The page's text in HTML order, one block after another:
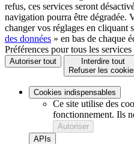
refus, ces services seront
navigation pourra être dégradée.
changer vos réglages en cliquant
des données » en bas de chaque
Préférences pour tous les services
Autoriser tout
Interdire tout
Refuser les
Cookies indispensables
Ce site utilise des
fonctionnement. Ils
Autoriser
APIs